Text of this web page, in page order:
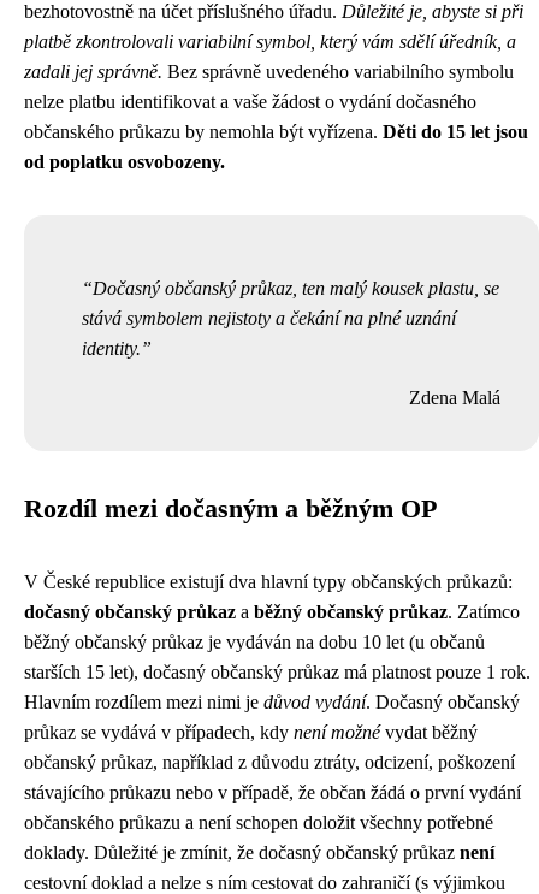
bezhotovostně na účet příslušného úřadu. Důležité je, abyste si při
platbě zkontrolovali variabilní symbol, který vám sdělí úředník, a
zadali jej správně. Bez správně uvedeného variabilního symbolu
nelze platbu identifikovat a vaše žádost o vydání dočasného
občanského průkazu by nemohla být vyřízena. Děti do 15 let jsou
od poplatku osvobozeny.
Dočasný občanský průkaz, ten malý kousek plastu, se
stává symbolem nejistoty a čekání na plné uznání
identity.
Zdena Malá
Rozdíl mezi dočasným a běžným OP
V České republice existují dva hlavní typy občanských průkazů:
dočasný občanský průkaz a běžný občanský průkaz. Zatímco
běžný občanský průkaz je vydáván na dobu 10 let (u občanů
starších 15 let), dočasný občanský průkaz má platnost pouze 1 rok.
Hlavním rozdílem mezi nimi je důvod vydání. Dočasný občanský
průkaz se vydává v případech, kdy není možnévydat běžný
občanský průkaz, například z důvodu ztráty, odcizení, poškození
stávajícího průkazu nebo v případě, že občan žádá o první vydání
občanského průkazu a není schopen doložit všechny potřebné
doklady. Důležité je zmínit, že dočasný občanský průkaz není
cestovní doklad a nelze s ním cestovat do zahraničí (s výjimkou